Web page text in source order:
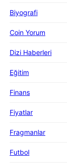
Biyografi
Coin Yorum
Dizi Haberleri
Eğitim
Finans
Fiyatlar
Fragmanlar
Futbol